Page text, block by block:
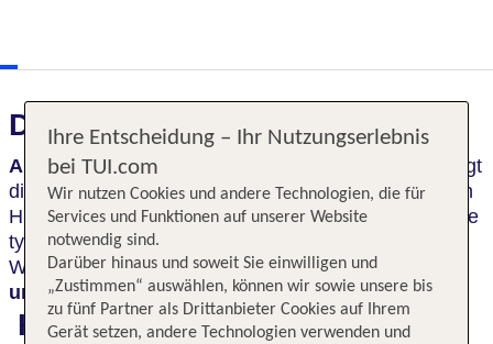
Das erwartet Sie
Aufgefächert wie gespannte Segel einer Yacht
ragt
die gläserne Fassade dieses neuen Cityhotels in den
Himmel. Luxuriöse Zimmer mit Meerblick spiegeln die
typischen Farben der maritimen Umgebung. Der
Wellnessbereich Badhuis begeistert mitInnenpool
und Saunalandschaft.
Highlights
Ihre Entscheidung – Ihr Nutzungserlebnis
bei TUI.com
Wir nutzen Cookies und andere Technologien, die für
Services und Funktionen auf unserer Website
notwendig sind.
Darüber hinaus und soweit Sie einwilligen und
„Zustimmen“ auswählen, können wir sowie unsere bis
zu fünf Partner als Drittanbieter Cookies auf Ihrem
Gerät setzen, andere Technologien verwenden und